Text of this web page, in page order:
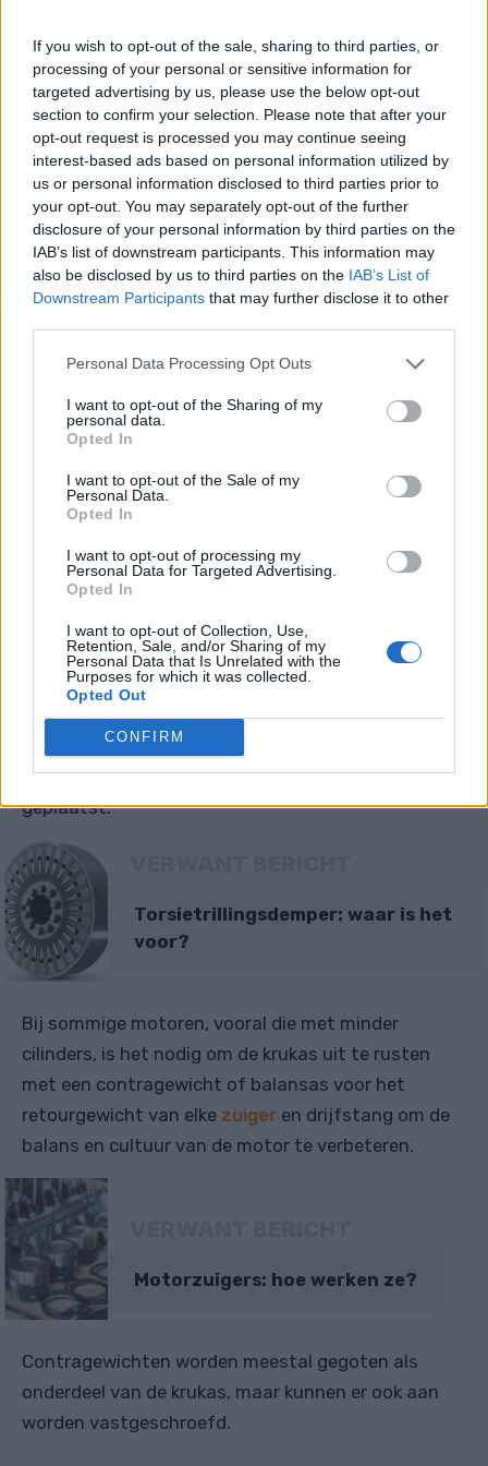
If you wish to opt-out of the sale, sharing to third parties, or
processing of your personal or sensitive information for
targeted advertising by us, please use the below opt-out
section to confirm your selection. Please note that after your
opt-out request is processed you may continue seeing
interest-based ads based on personal information utilized by
us or personal information disclosed to third parties prior to
your opt-out. You may separately opt-out of the further
disclosure of your personal information by third parties on the
IAB’s list of downstream participants. This information may
also be disclosed by us to third parties on the IAB’s List of
Downstream Participants that may further disclose it to other
Personal Data Processing Opt Outs
I want to opt-out of the Sharing of my
personal data.
Opted In
I want to opt-out of the Sale of my
Personal Data.
Opted In
I want to opt-out of processing my
Personal Data for Targeted Advertising.
Opted In
I want to opt-out of Collection, Use,
Retention, Sale, and/or Sharing of my
Personal Data that Is Unrelated with the
Purposes for which it was collected.
Opted Out
CONFIRM
De krukas moet bestand zijn tegen
verschillende krachten
Waar is een krukas van gemaakt?
Krukas: hoe werkt het?
De krukas bestaat uit korte cilindrische pennen die
door armen met elkaar zijn verbonden. De pennen
op de draaias van de as wordenkrukpennen
VERWANT BERICHT
Drijfstang: wat is zijn functie?
De krukas is verbonden met het vliegwiel en
compenseert zo de onregelmatige werking van de
zuigermotor. Er kan echter ook een
torsietrillingsdemperop de krukas worden
aangesloten, die torsietrillingen vermindert en
daarmee de belasting van de lagers en het
krukmechanisme. De torsietrillingsdemper wordt
aan de andere kant van de krukas dan het vliegwiel
geplaatst.
Torsietrillingsdemper: waar is het
voor?
Bij sommige motoren, vooral die met minder
cilinders, is het nodig om de krukas uit te rusten
met een contragewicht of balansas voor het
retourgewicht van elke zuiger en drijfstang om de
balans en cultuur van de motor te verbeteren.
Motorzuigers: hoe werken ze?
Contragewichten worden meestal gegoten als
onderdeel van de krukas, maar kunnen er ook aan
worden vastgeschroefd.